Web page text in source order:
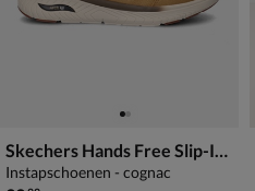
Skechers Hands Free Slip-Ins Arch Fit Felix
Instapschoenen - cognac